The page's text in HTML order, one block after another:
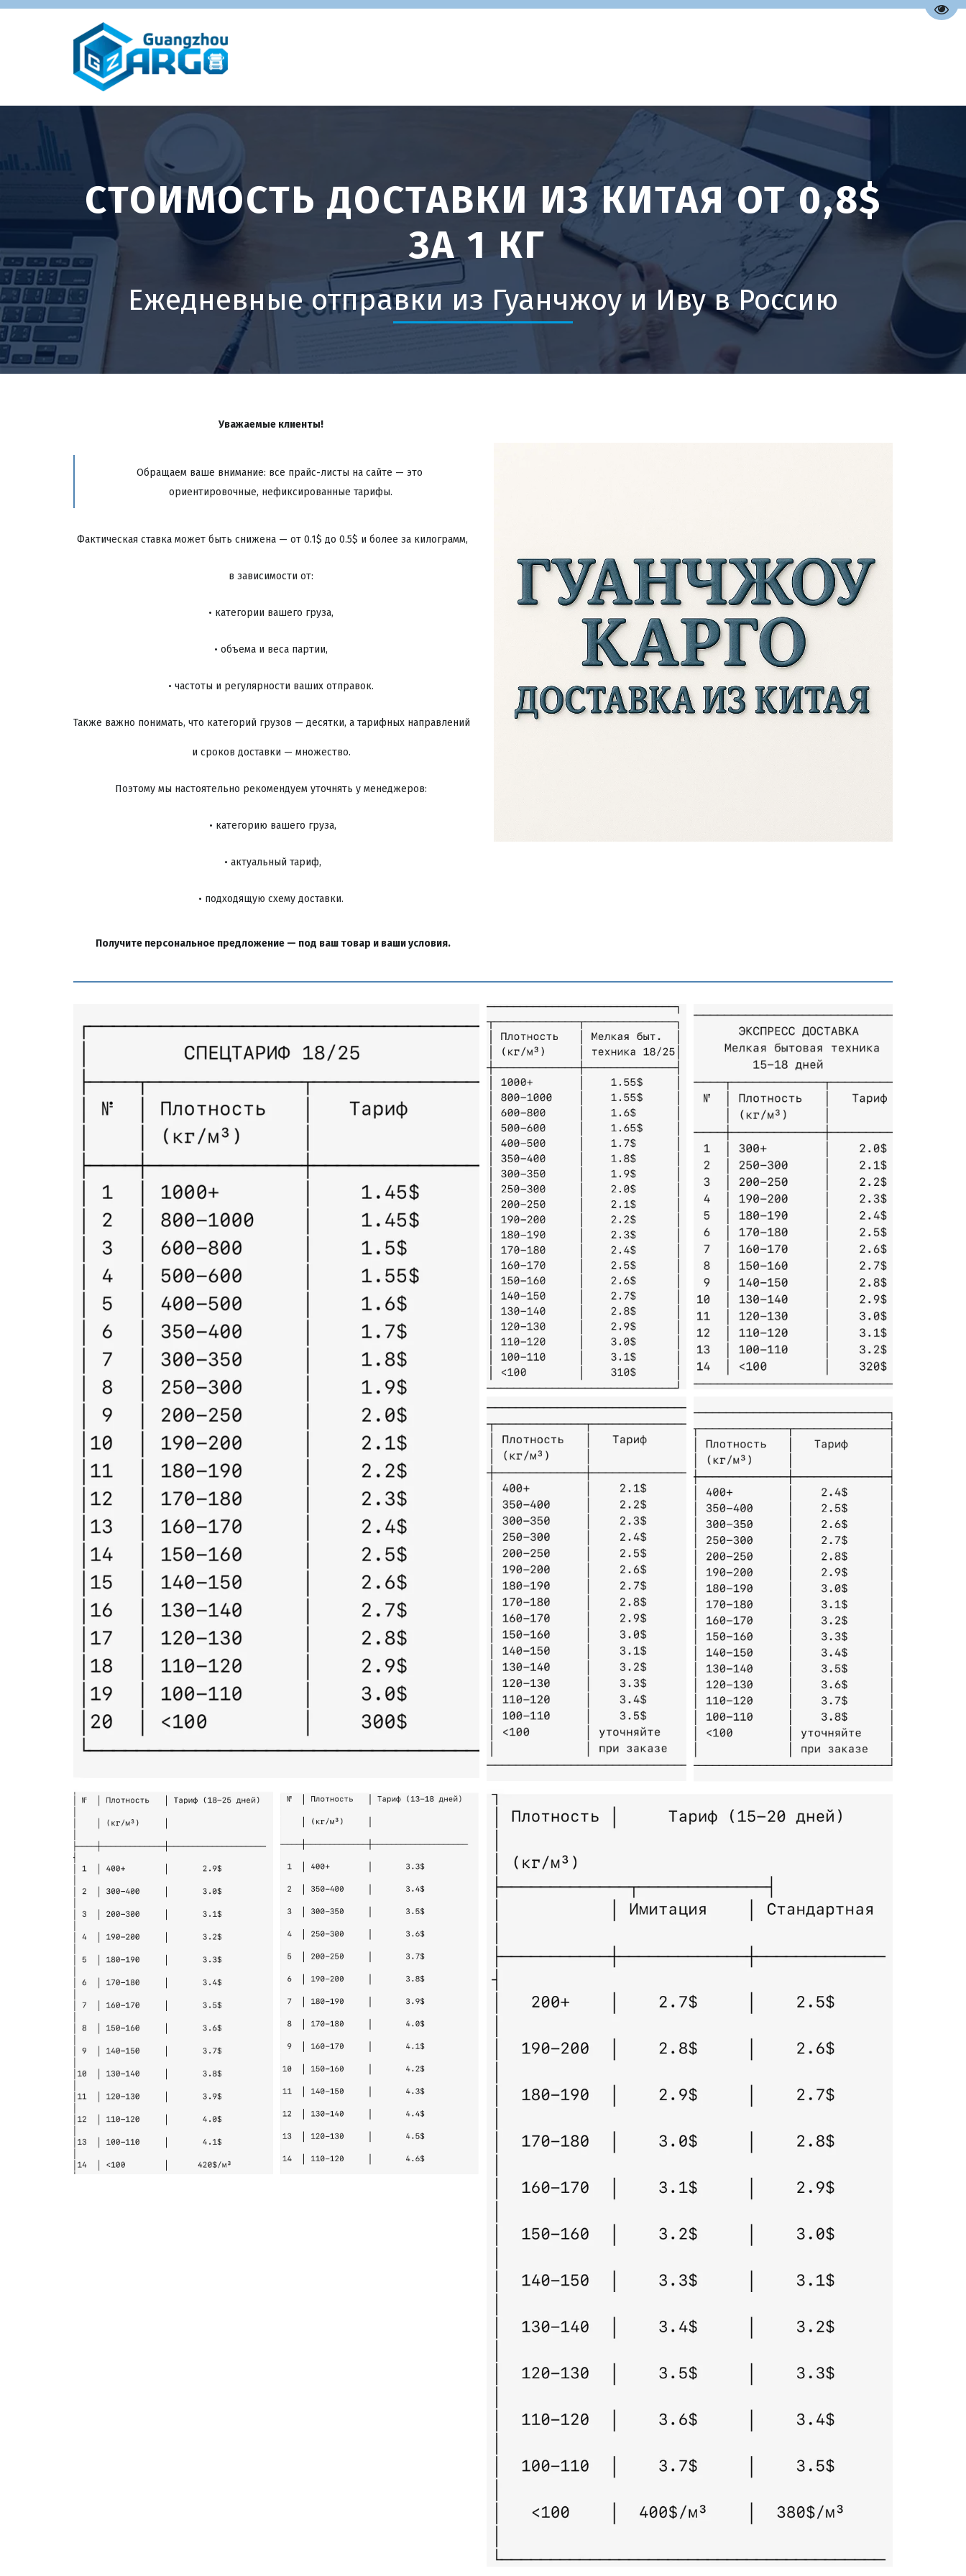
СТОИМОСТЬ ДОСТАВКИ ИЗ КИТАЯ ОТ 0,8$
ЗА 1 КГ
Ежедневные отправки из Гуанчжоу и Иву в Россию
Уважаемые клиенты!
Обращаем ваше внимание: все прайс-листы на сайте — это
ориентировочные, нефиксированные тарифы.
Фактическая ставка может быть снижена — от 0.1$ до 0.5$ и более за килограмм,
в зависимости от:
• категории вашего груза,
• объема и веса партии,
• частоты и регулярности ваших отправок.
Также важно понимать, что категорий грузов — десятки, а тарифных направлений
и сроков доставки — множество.
Поэтому мы настоятельно рекомендуем уточнять у менеджеров:
• категорию вашего груза,
• актуальный тариф,
• подходящую схему доставки.
Получите персональное предложение — под ваш товар и ваши условия.